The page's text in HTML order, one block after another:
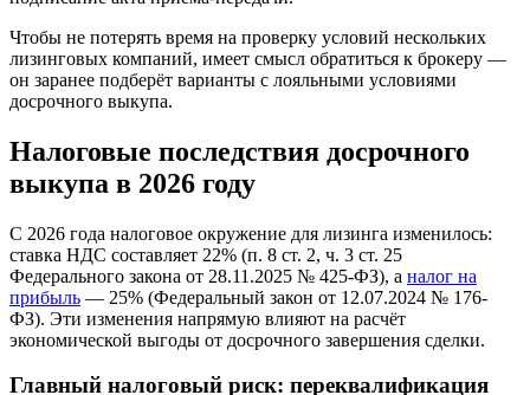
Чтобы не потерять время на проверку условий нескольких
лизинговых компаний, имеет смысл обратиться к брокеру —
он заранее подберёт варианты с лояльными условиями
досрочного выкупа.
Налоговые последствия досрочного
выкупа в 2026 году
С 2026 года налоговое окружение для лизинга изменилось:
ставка НДС составляет 22% (п. 8 ст. 2, ч. 3 ст. 25
Федерального закона от 28.11.2025 № 425-ФЗ), а налог на
прибыль — 25% (Федеральный закон от 12.07.2024 № 176-
ФЗ). Эти изменения напрямую влияют на расчёт
экономической выгоды от досрочного завершения сделки.
Главный налоговый риск: переквалификация